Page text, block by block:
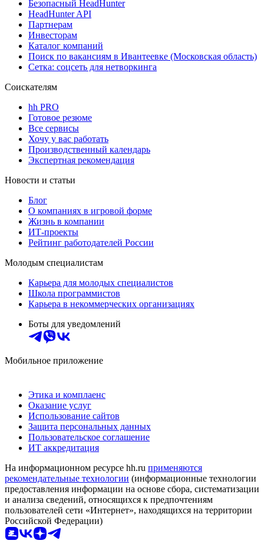
Безопасный HeadHunter
HeadHunter API
Партнерам
Инвесторам
Каталог компаний
Поиск по вакансиям в Ивантеевке (Московская область)
Сетка: соцсеть для нетворкинга
Соискателям
hh PRO
Готовое резюме
Все сервисы
Хочу у вас работать
Производственный календарь
Экспертная рекомендация
Новости и статьи
Блог
О компаниях в игровой форме
Жизнь в компании
ИТ-проекты
Рейтинг работодателей России
Молодым специалистам
Карьера для молодых специалистов
Школа программистов
Карьера в некоммерческих организациях
Боты для уведомлений
Мобильное приложение
Этика и комплаенс
Оказание услуг
Использование сайтов
Защита персональных данных
Пользовательское соглашение
ИТ аккредитация
На информационном ресурсе hh.ru применяются
рекомендательные технологии (информационные технологии
предоставления информации на основе сбора, систематизации
и анализа сведений, относящихся к предпочтениям
пользователей сети «Интернет», находящихся на территории
Российской Федерации)